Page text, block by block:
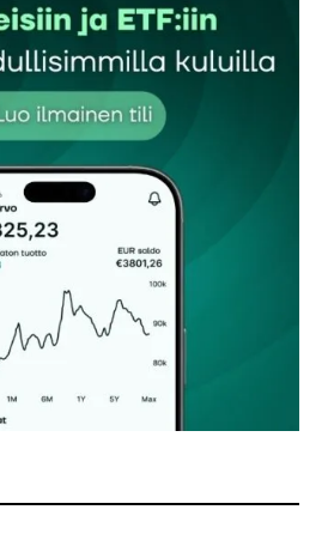
ei julkaista.Pakolliset
*
uutiskirje